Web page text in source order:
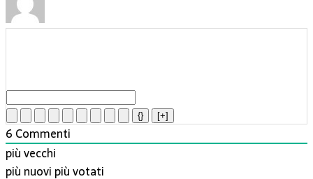
{} [+]
6 Commenti
più vecchi
più nuovi più votati